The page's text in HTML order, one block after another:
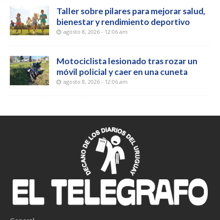
Taller sobre pilares para mejorar salud,
bienestar y rendimiento deportivo
agosto 8, 2026 - 12:06 am
Motociclista lesionado tras rozar un
móvil policial y caer en una cuneta
agosto 8, 2026 - 12:06 am